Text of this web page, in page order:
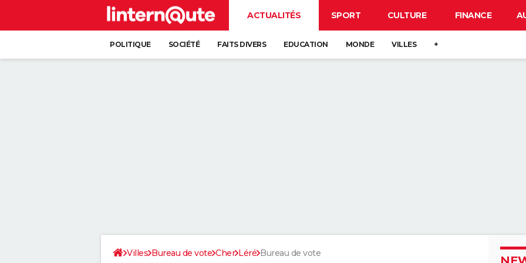
ACTUALITÉS SPORT CULTURE FINANCE
POLITIQUE SOCIÉTÉ FAITS DIVERS EDUCATION MONDE VILLES +
Villes Bureau de vote Cher Léré Bureau de vote